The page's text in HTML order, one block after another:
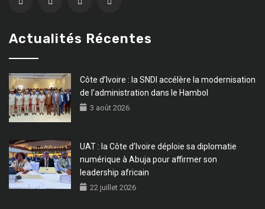
Actualités Récentes
Côte d’Ivoire : la SNDI accélère la modernisation
de l’administration dans le Hambol
3 août 2026
UAT : la Côte d’Ivoire déploie sa diplomatie
numérique à Abuja pour affirmer son
leadership africain
22 juillet 2026